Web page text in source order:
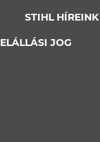
STIHL HÍREINK
ELÁLLÁSI JOG